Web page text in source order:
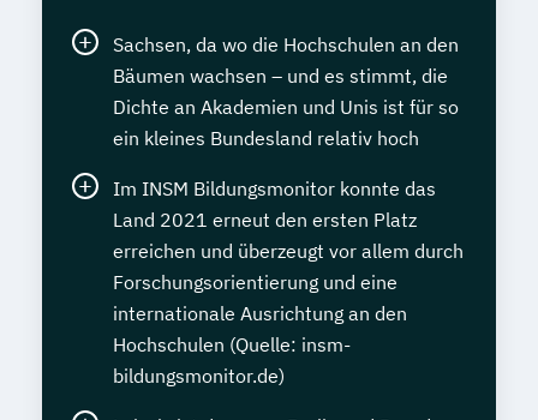
Sachsen, da wo die Hochschulen an den
Bäumen wachsen – und es stimmt, die
Dichte an Akademien und Unis ist für so
ein kleines Bundesland relativ hoch
Im INSM Bildungsmonitor konnte das
Land 2021 erneut den ersten Platz
erreichen und überzeugt vor allem durch
Forschungsorientierung und eine
internationale Ausrichtung an den
Hochschulen (Quelle: insm-
bildungsmonitor.de)